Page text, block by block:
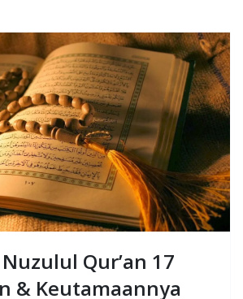
Qur’an 17
& Keutamaannya